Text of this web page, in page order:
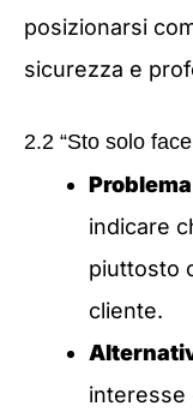
posizionarsi
sicurezza e
2.2 “Sto solo
indicare
piuttosto
cliente.
interesse